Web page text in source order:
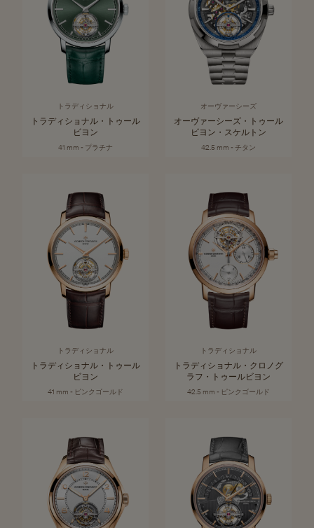
トラディショナル
トラディショナル・トゥール
ビヨン
41 mm - プラチナ
オーヴァーシーズ
オーヴァーシーズ・トゥール
ビヨン・スケルトン
42.5 mm - チタン
トラディショナル
トラディショナル・トゥール
ビヨン
41 mm - ピンクゴールド
トラディショナル
トラディショナル・クロノグ
ラフ・トゥールビヨン
42.5 mm - ピンクゴールド